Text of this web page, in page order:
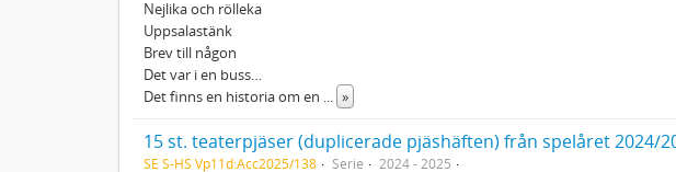
Nejlika och rölleka
Uppsalastänk
Brev till någon
Det var i en buss…
Det finns en historia om en
»
15 st. teaterpjäser (duplicerade pjäshäften) från spelåret 2024/
SE S-HS Vp11d:Acc2025/138 Serie
2024 - 2025